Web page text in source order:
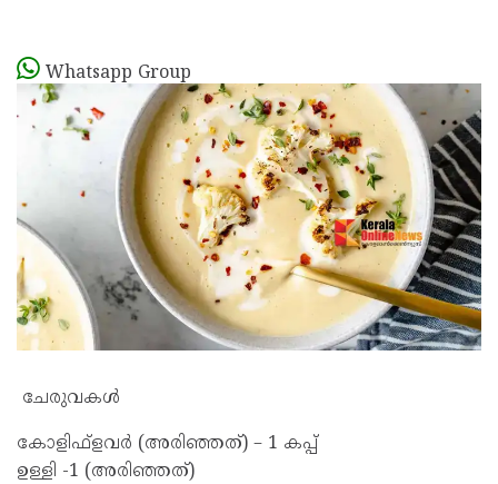
Whatsapp Group
ചേരുവകള്‍
കോളിഫ്‌ളവര്‍ (അരിഞ്ഞത്) – 1 കപ്പ്
ഉള്ളി -1 (അരിഞ്ഞത്)